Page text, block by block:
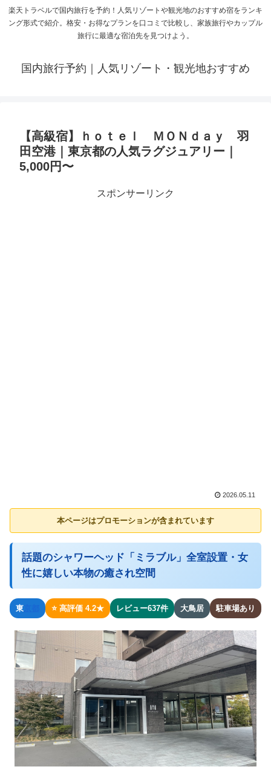
楽天トラベルで国内旅行を予約！人気リゾートや観光地のおすすめ宿をランキ
ング形式で紹介。格安・お得なプランを口コミで比較し、家族旅行やカップル
旅行に最適な宿泊先を見つけよう。
国内旅行予約｜人気リゾート・観光地おすすめ
【高級宿】ｈｏｔｅｌ ＭＯＮｄａｙ 羽
田空港｜東京都の人気ラグジュアリー｜
5,000円〜
スポンサーリンク
2026.05.11
本ページはプロモーションが含まれています
話題のシャワーヘッド「ミラブル」全室設置・女
性に嬉しい本物の癒され空間
東 ⭐ 高評価 4.2★ レビュー637件 大鳥居 駐車場あり